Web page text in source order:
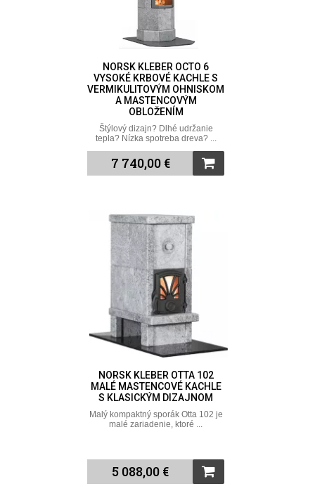
NORSK KLEBER OCTO 6
VYSOKÉ KRBOVÉ KACHLE S
VERMIKULITOVÝM OHNISKOM
A MASTENCOVÝM
OBLOŽENÍM
Štýlový dizajn? Dlhé udržanie
tepla? Nízka spotreba dreva? ...
7 740,00 €
NORSK KLEBER OTTA 102
MALÉ MASTENCOVÉ KACHLE
S KLASICKÝM DIZAJNOM
Malý kompaktný sporák Otta 102 je
malé zariadenie, ktoré ...
5 088,00 €